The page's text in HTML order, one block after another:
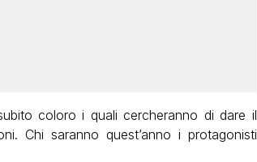
coloro i quali cercheranno di dare il
Chi saranno quest’anno i protagonisti